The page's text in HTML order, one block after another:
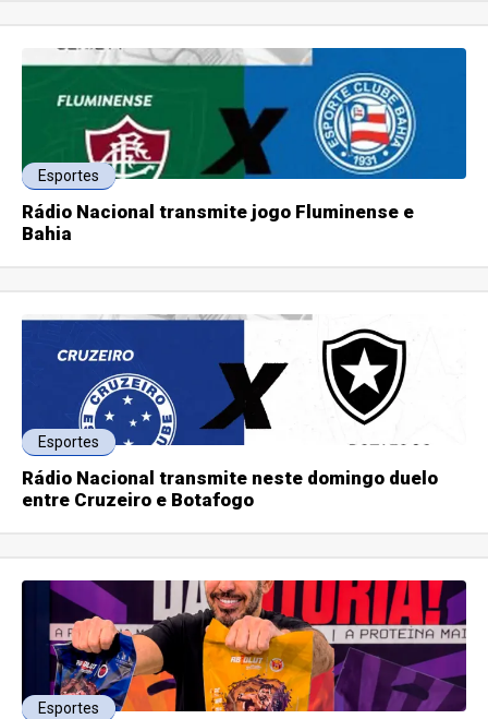
Esportes
Rádio Nacional transmite jogo Fluminense e
Bahia
Esportes
Rádio Nacional transmite neste domingo duelo
entre Cruzeiro e Botafogo
Esportes